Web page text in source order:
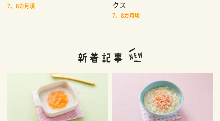
7、8カ月頃
クス
7、8カ月頃